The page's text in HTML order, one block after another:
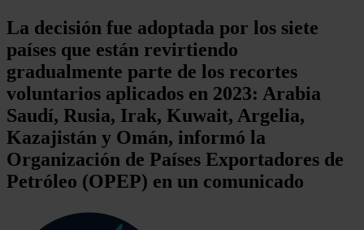
La decisión fue adoptada por los siete
países que están revirtiendo
gradualmente parte de los recortes
voluntarios aplicados en 2023: Arabia
Saudí, Rusia, Irak, Kuwait, Argelia,
Kazajistán y Omán, informó la
Organización de Países Exportadores de
Petróleo (OPEP) en un comunicado